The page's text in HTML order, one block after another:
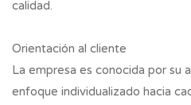
calidad.
Orientación al cliente
La empresa es conocida por su
enfoque individualizado hacia